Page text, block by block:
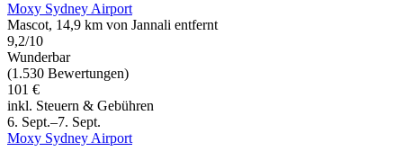
Moxy Sydney Airport
Mascot, 14,9 km von Jannali entfernt
9,2/10
Wunderbar
(1.530 Bewertungen)
101 €
inkl. Steuern & Gebühren
6. Sept.–7. Sept.
Moxy Sydney Airport